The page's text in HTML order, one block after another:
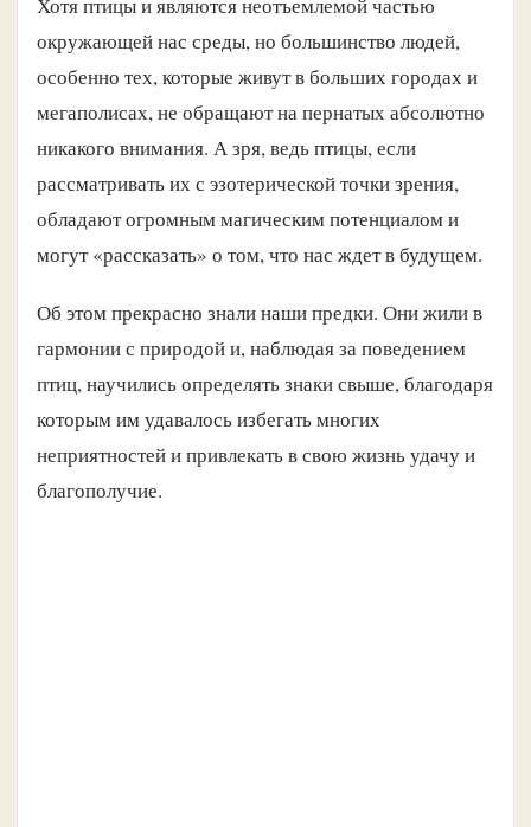
окружающей нас среды, но большинство людей,
особенно тех, которые живут в больших городах и
мегаполисах, не обращают на пернатых абсолютно
никакого внимания. А зря, ведь птицы, если
рассматривать их с эзотерической точки зрения,
обладают огромным магическим потенциалом и
могут «рассказать» о том, что нас ждет в будущем.
Об этом прекрасно знали наши предки. Они жили в
гармонии с природой и, наблюдая за поведением
птиц, научились определять знаки свыше, благодаря
которым им удавалось избегать многих
неприятностей и привлекать в свою жизнь удачу и
благополучие.